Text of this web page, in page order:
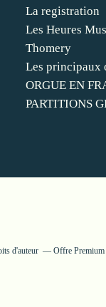
La registration
Les Heures
Thomery
Les principaux
ORGUE EN
PARTITIONS
d'auteur Offre Premium